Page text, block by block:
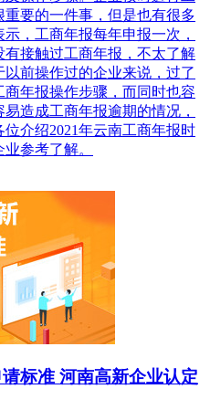
要的一件事，但是也有很多
，工商年报每年申报一次，
接触过工商年报，不太了解
前操作过的企业来说，过了
年报操作步骤，而同时也容
造成工商年报逾期的情况，
介绍2021年云南工商年报时
参考了解。
标准 河南高新企业认定